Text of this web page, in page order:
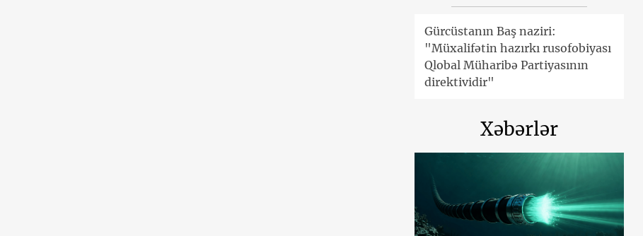
Gürcüstanın Baş naziri:
"Müxalifətin hazırkı rusofobiyası
Qlobal Müharibə Partiyasının
direktividir"
Xəbərlər